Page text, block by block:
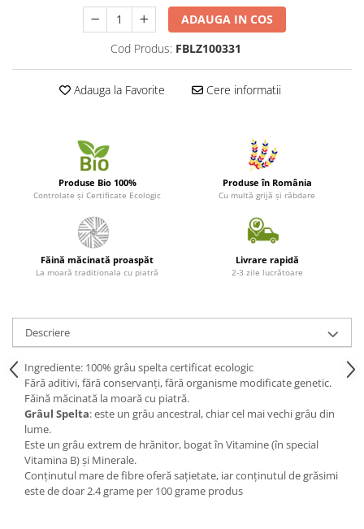
ADAUGA IN COS
Cod Produs: FBLZ100331
Adauga la Favorite Cere informatii
Produse Bio 100%
Controlate și Certificate Ecologic
Produse în România
Cu multă grijă și răbdare
Făină măcinată proaspăt
La moară traditionala cu piatră
Livrare rapidă
2-3 zile lucrătoare
Descriere
Ingrediente: 100% grâu spelta certificat ecologic
Fără aditivi, fără conservanți, fără organisme modificate genetic.
Făină măcinată la moară cu piatră.
Grâul Spelta: este un grâu ancestral, chiar cel mai vechi grâu din
lume.
Este un grâu extrem de hrănitor, bogat în Vitamine (în special
Vitamina B) și Minerale.
Conținutul mare de fibre oferă sațietate, iar conținutul de grăsimi
este de doar 2.4 grame per 100 grame produs